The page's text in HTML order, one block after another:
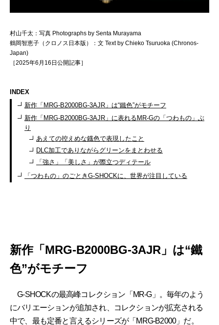
村山千太：写真 Photographs by Senta Murayama
鶴岡智恵子（クロノス日本版）：文 Text by Chieko Tsuruoka (Chronos-
Japan)
［2025年6月16日公開記事］
INDEX
新作「MRG-B2000BG-3AJR」は“鐵色”がモチーフ
新作「MRG-B2000BG-3AJR」に表れるMR-Gの「つわもの」ぶ
り
あえての控えめな鐡色で表現したこと
DLC加工でありながらグリーンをまとわせる
「強さ」「美しさ」が際立つディテール
「つわもの」のごときG-SHOCKに、世界が注目している
新作「MRG-B2000BG-3AJR」は“鐵
色”がモチーフ
G-SHOCKの最高峰コレクション「MR-G」。毎年のよう
にバリエーションが追加され、コレクションが拡充される
中で、最も定番と言えるシリーズが「MRG-B2000」だ。